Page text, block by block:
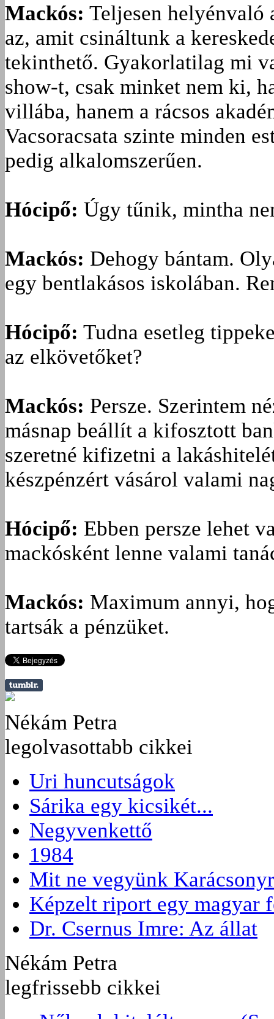
Mackós: Teljesen helyénvaló
az, amit csináltunk a
tekinthető. Gyakorlatilag mi
show-t, csak minket nem ki,
villába, hanem a rácsos
Vacsoracsata szinte minden
pedig alkalomszerűen.
Hócipő: Úgy tűnik, mintha
Mackós: Dehogy bántam.
egy bentlakásos iskolában.
Hócipő: Tudna esetleg
az elkövetőket?
Mackós: Persze. Szerintem
másnap beállít a kifosztott
szeretné kifizetni a
készpénzért vásárol valami
Hócipő: Ebben persze lehet
mackósként lenne valami
Mackós: Maximum annyi,
tartsák a pénzüket.
Nékám Petra
legolvasottabb cikkei
Uri huncutságok
Sárika egy kicsikét...
Negyvenkettő
1984
Mit ne vegyünk
Képzelt riport egy magyar
Dr. Csernus Imre: Az állat
Nékám Petra
legfrissebb cikkei